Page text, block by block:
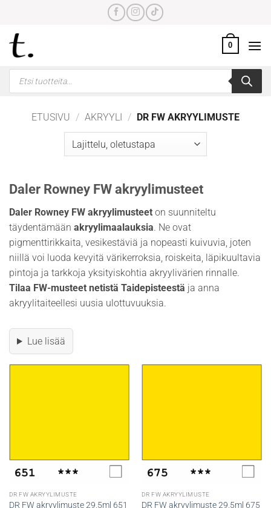
content
0
Products
search
ETUSIVU / AKRYYLI / DR FW AKRYYLIMUSTE
Daler Rowney FW akryylimusteet
Daler Rowney FW akryylimusteet on suunniteltu
täydentämään akryylimaalauksia. Ne ovat
pigmenttirikkaita, vesikestäviä ja nopeasti kuivuvia, joten
niillä voi luoda kevyitä värikerroksia, roiskeita, läpikuultavia
pintoja ja tarkkoja yksityiskohtia akryylivärien rinnalle.
Tilaa FW-musteet netistä Taidepisteestä ja anna
akryylitaiteellesi uusia ulottuvuuksia.
Lue lisää
DR FW AKRYYLIMUSTE
DR FW akryylimuste 29.5ml 651
DR FW AKRYYLIMUSTE
DR FW akryylimuste 29.5ml 675